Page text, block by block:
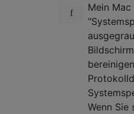
Mein
Wenn Sie